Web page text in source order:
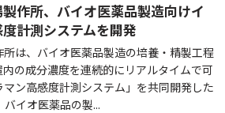
作所、バイオ医薬品製造向けイ
計測システムを開発
は、バイオ医薬品製造の培養・精製工程
の成分濃度を連続的にリアルタイムで可
ン高感度計測システム」を共同開発した
バイオ医薬品の製...